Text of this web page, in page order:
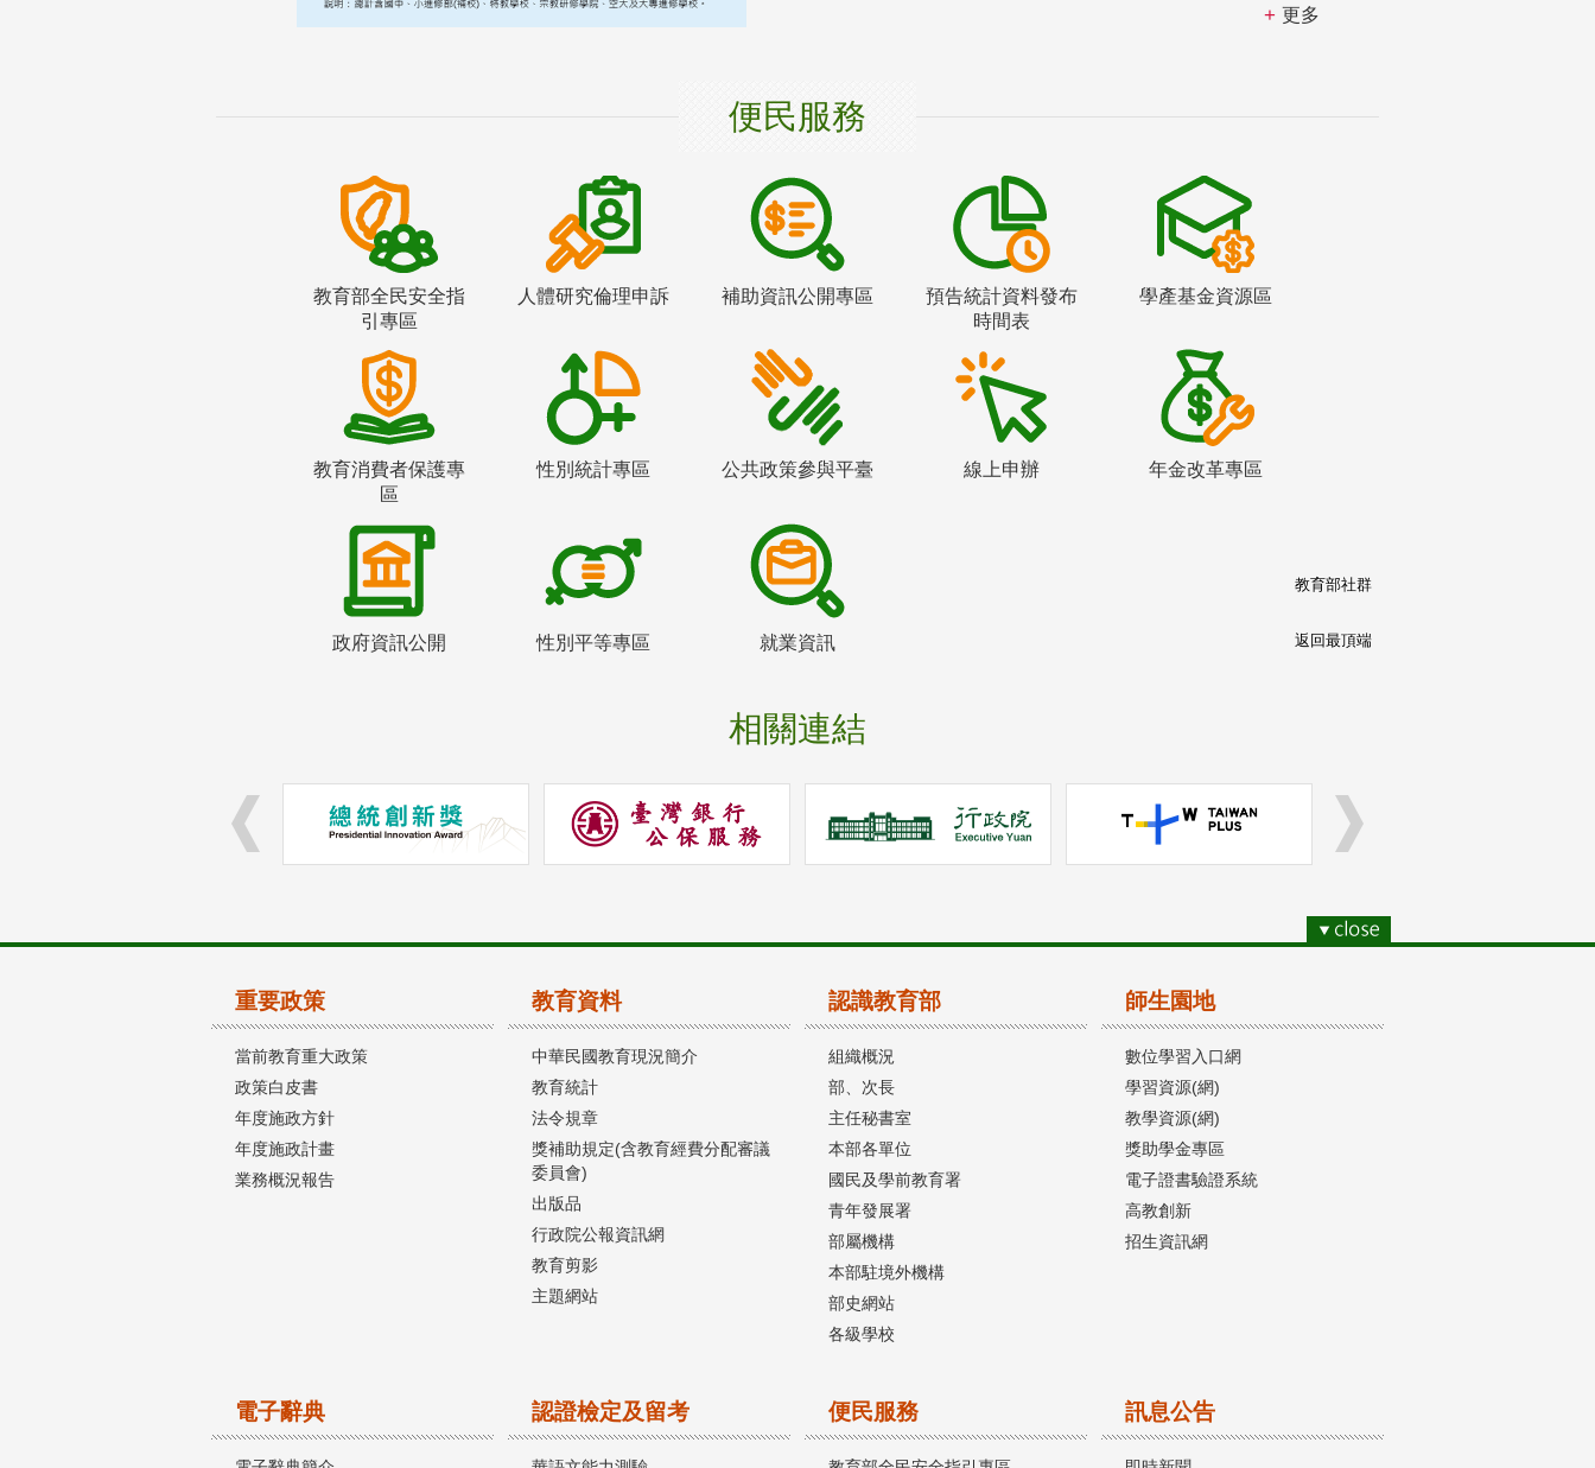
更多
便民服務
教育部全民安全指
引專區
人體研究倫理申訴 補助資訊公開專區
預告統計資料發布
時間表
學產基金資源區
教育消費者保護專
區
性別統計專區 公共政策參與平臺 線上申辦 年金改革專區
政府資訊公開 性別平等專區 就業資訊
相關連結
教育部社群
返回最頂端
重要政策
當前教育重大政策
政策白皮書
年度施政方針
年度施政計畫
業務概況報告
教育資料
中華民國教育現況簡介
教育統計
法令規章
獎補助規定(含教育經費分配審議
委員會)
出版品
行政院公報資訊網
教育剪影
主題網站
認識教育部
組織概況
部、次長
主任秘書室
本部各單位
國民及學前教育署
青年發展署
部屬機構
本部駐境外機構
部史網站
各級學校
師生園地
數位學習入口網
學習資源(網)
教學資源(網)
獎助學金專區
電子證書驗證系統
高教創新
招生資訊網
電子辭典 認證檢定及留考 便民服務 訊息公告